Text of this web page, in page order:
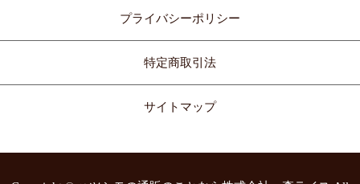
プライバシーポリシー
特定商取引法
サイトマップ